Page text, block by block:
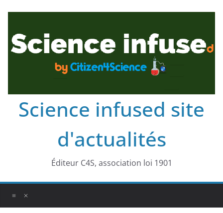
Science infused site
d'actualités
Éditeur C4S, association loi 1901